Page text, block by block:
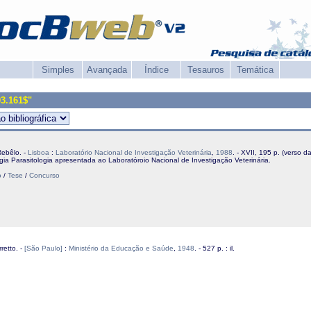
Simples Avançada Índice Tesauros Temática
- Lisboa : Laboratório Nacional de Investigação Veterinária 1988 . - XVII, 195 p. (verso
Parasitologia apresentada ao Laboratóroio Nacional de Investigação Veterinária.
/ Tese / Concurso
- [São Paulo] : Ministério da Educação e Saúde 1948 . - 527 p. : il.